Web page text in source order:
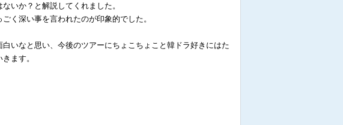
いか？と解説してくれました。
く深い事を言われたのが印象的でした。
いなと思い、今後のツアーにちょこちょこと韓ドラ好きにはた
ます。